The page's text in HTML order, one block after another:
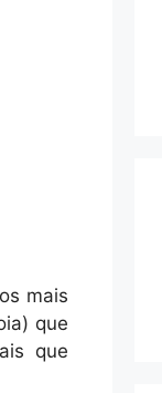
mais
que
que